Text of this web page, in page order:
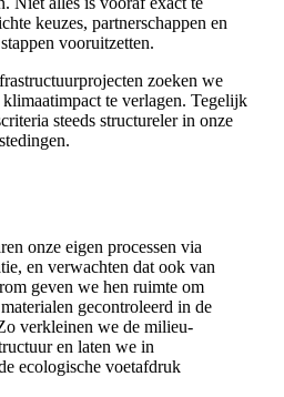
keuzes, partnerschappen en
vooruitzetten.
zoeken we
te verlagen. Tegelijk
steeds structureler in onze
onze eigen processen via
en verwachten dat ook van
geven we hen ruimte om
gecontroleerd in de
verkleinen we de milieu-
en laten we in
ecologische voetafdruk